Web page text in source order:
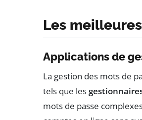
Les
Applications de
La gestion des mots de
tels que les
mots de passe